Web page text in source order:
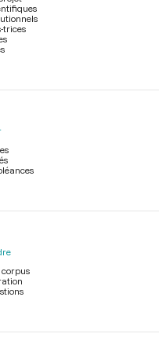
trices
corpus